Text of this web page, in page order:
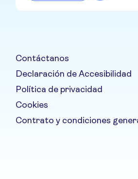
Contáctanos
Declaración de Accesibilidad
Política de privacidad
Cookies
Contrato y condiciones